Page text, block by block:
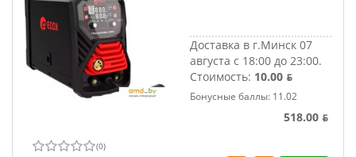
Доставка в г.Минск 07
августа с 18:00 до 23:00.
Стоимость: 10.00 ƃ
Бонусные баллы: 11.02
518.00 ƃ
(0)